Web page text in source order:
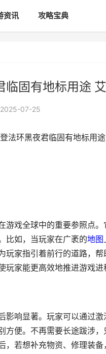
资讯 攻略宝典
临固有地标用途
07-25
法环黑夜君临固有地标用
游戏全球中的重要参照点
比如，当玩家在广袤的地图
玩家指引着前行的道路，
玩家能更高效地推进游戏进
影响显著。玩家可以通过
方便。不再需要长途跋涉
，若想补充物资、修理装